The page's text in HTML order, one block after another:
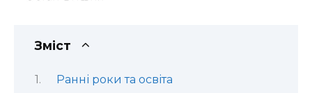
Зміст
Ранні роки та освіта